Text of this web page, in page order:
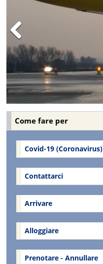
Previous
Come fare per
Covid-19 (Coronavirus)
Contattarci
Arrivare
Alloggiare
Prenotare - Annullare